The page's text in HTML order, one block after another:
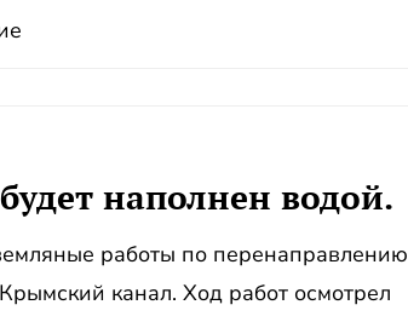
наполнен водой.
работы по перенаправлению
канал. Ход работ осмотрел